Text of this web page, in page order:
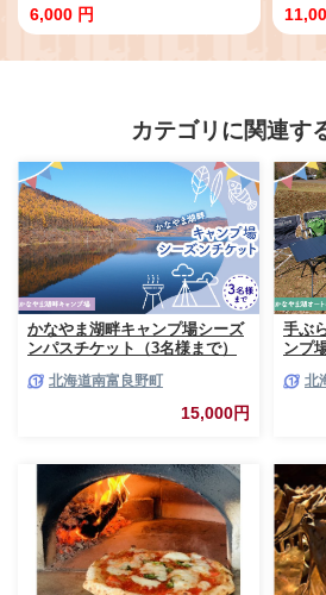
はらす 大洗町 大洗 魚 さかな 魚介
類 冷凍 工場直送 おかず おつまみ
6,000 円 限定
カテゴリに関連す
かなやま湖畔キャンプ場シーズ
ンパスチケット（3名様まで）
なやま湖 宿泊券 入場券 シーズ
北海道南富良野町
15,000円
手ぶ
ンプ
かな
場券
北